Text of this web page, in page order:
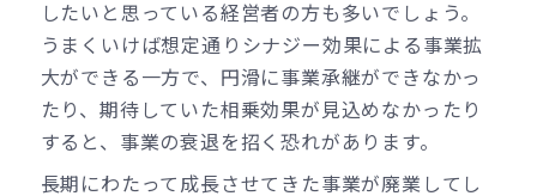
したいと思っている経営者の方も多いでしょう。
うまくいけば想定通りシナジー効果による事業拡
大ができる一方で、円滑に事業承継ができなかっ
たり、期待していた相乗効果が見込めなかったり
すると、事業の衰退を招く恐れがあります。
長期にわたって成長させてきた事業が廃業してし